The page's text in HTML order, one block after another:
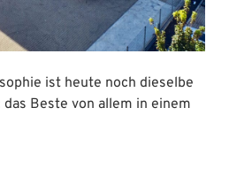
ist heute noch dieselbe
das Beste von allem in einem